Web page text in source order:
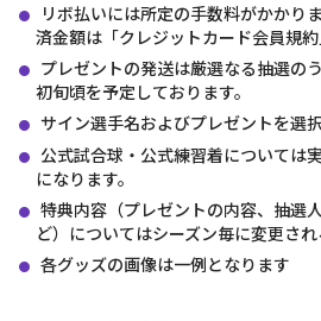
リボ払いには所定の手数料がかかり
済金額は「クレジットカード会員規約
プレゼントの発送は厳選なる抽選の
初旬頃を予定しております。
サイン選手名およびプレゼントを選
公式試合球・公式練習着については
になります。
特典内容（プレゼントの内容、抽選
ど）についてはシーズン毎に変更され
各グッズの画像は一例となります